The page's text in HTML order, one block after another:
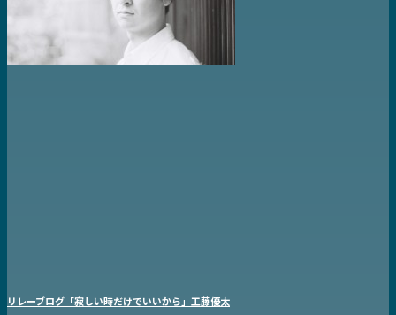
リレーブログ「寂しい時だけでいいから」工藤優太